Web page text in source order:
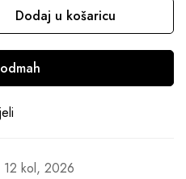
Dodaj u košaricu
kol, 2026